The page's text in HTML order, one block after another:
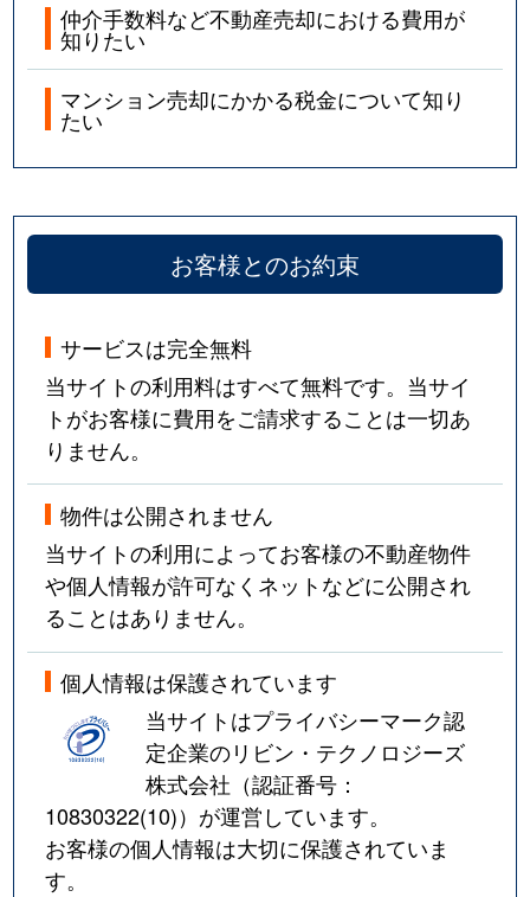
仲介手数料など不動産売却における費用が
知りたい
マンション売却にかかる税金について知り
たい
お客様とのお約束
サービスは完全無料
当サイトの利用料はすべて無料です。当サイ
トがお客様に費用をご請求することは一切あ
りません。
物件は公開されません
当サイトの利用によってお客様の不動産物件
や個人情報が許可なくネットなどに公開され
ることはありません。
個人情報は保護されています
当サイトはプライバシーマーク認
定企業のリビン・テクノロジーズ
株式会社（認証番号：
10830322(10)）が運営しています。
お客様の個人情報は大切に保護されていま
す。